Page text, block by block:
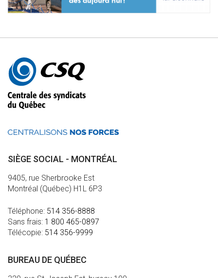
Autres
informations
SIÈGE SOCIAL - MONTRÉAL
9405, rue Sherbrooke Est
Montréal (Québec) H1L 6P3
Téléphone: 514 356-8888
Sans frais: 1 800 465-0897
Télécopie: 514 356-9999
BUREAU DE QUÉBEC